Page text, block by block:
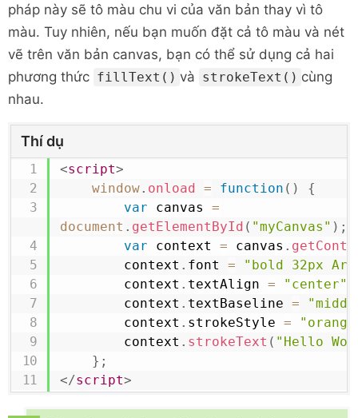
pháp này sẽ tô màu chu vi của văn bản thay vì tô
màu. Tuy nhiên, nếu bạn muốn đặt cả tô màu và nét
vẽ trên văn bản canvas, bạn có thể sử dụng cả hai
phương thức fillText() và strokeText() cùng
nhau.
Thí dụ
<script>
window. onload = function ( )
{
var canvas =
document . getElementById ( "myCanvas" ) ;
var context = canvas .
        context
. font =
"bold 32px
        context
. textAlign = "center"
        context
. textBaseline =
        context
. strokeStyle =
        context
. strokeText ( "Hello
} ;
</script>